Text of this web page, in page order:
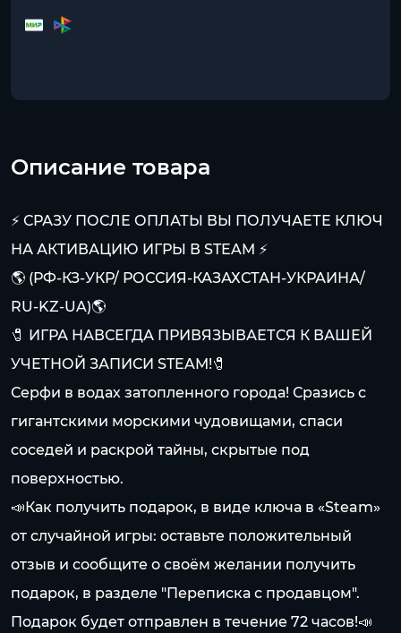
Описание товара
⚡ СРАЗУ ПОСЛЕ ОПЛАТЫ ВЫ ПОЛУЧАЕТЕ КЛЮЧ
НА АКТИВАЦИЮ ИГРЫ В STEAM ⚡
🌎 (РФ-КЗ-УКР/ РОССИЯ-КАЗАХСТАН-УКРАИНА/
RU-KZ-UA)🌎
🧷 ИГРА НАВСЕГДА ПРИВЯЗЫВАЕТСЯ К ВАШЕЙ
УЧЕТНОЙ ЗАПИСИ STEAM!🧷
Серфи в водах затопленного города! Сразись с
гигантскими морскими чудовищами, спаси
соседей и раскрой тайны, скрытые под
поверхностью.
📣Как получить подарок, в виде ключа в «Steam»
от случайной игры: оставьте положительный
отзыв и сообщите о своём желании получить
подарок, в разделе "Переписка с продавцом".
Подарок будет отправлен в течение 72 часов!📣